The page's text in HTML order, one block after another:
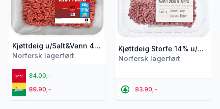
Kjøttdeig u/Salt&Vann 400g Gilde
Norfersk lagerført
84.00,-
89.90,-
Kjøttdeig Storfe 14% u/Salt og Vann 400g Spar
Norfersk lagerført
83.90,-